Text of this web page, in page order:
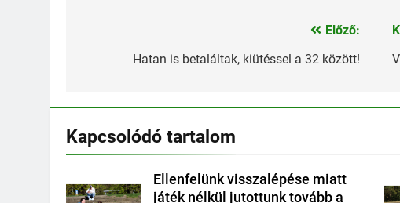
navigáció
Előző:
Hatan is betaláltak, kiütéssel a 32 között!
Kapcsolódó tartalom
Ellenfelünk visszalépése miatt
játék nélkül jutottunk tovább a